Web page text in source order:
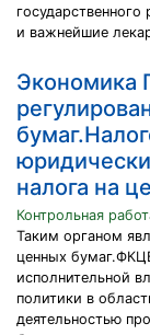
и важнейшие
Экономика
налога на
Контрольная
Таким органом
ценных
исполнительной
политики в
деятельностью